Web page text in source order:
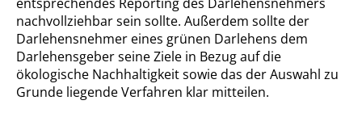
nachvollziehbar sein sollte. Außerdem sollte der
Darlehensnehmer eines grünen Darlehens dem
Darlehensgeber seine Ziele in Bezug auf die
ökologische Nachhaltigkeit sowie das der Auswahl zu
Grunde liegende Verfahren klar mitteilen.